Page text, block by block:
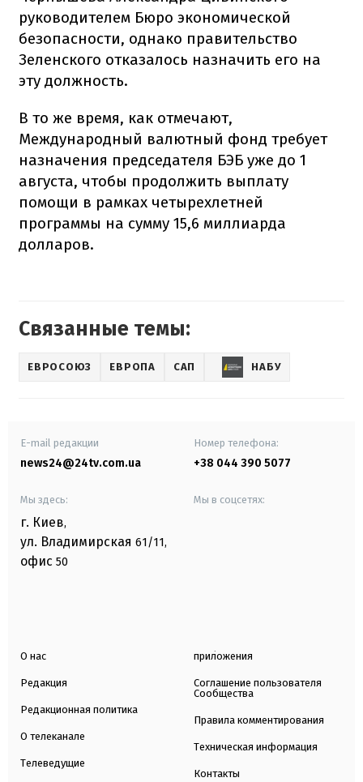
руководителем Бюро экономической
безопасности, однако правительство
Зеленского отказалось назначить его на
эту должность.
В то же время, как отмечают,
Международный валютный фонд требует
назначения председателя БЭБ уже до 1
августа, чтобы продолжить выплату
помощи в рамках четырехлетней
программы на сумму 15,6 миллиарда
долларов.
Связанные темы:
ЕВРОСОЮЗ ЕВРОПА САП НАБУ
E-mail редакции
news24@24tv.com.ua
Номер телефона:
+38 044 390 5077
Мы здесь:
г. Киев,
ул. Владимирская 61/11,
офис 50
Мы в соцсетях:
О нас
Редакция
Редакционная политика
О телеканале
Телеведущие
приложения
Соглашение пользователя
Сообщества
Правила комментирования
Техническая информация
Контакты